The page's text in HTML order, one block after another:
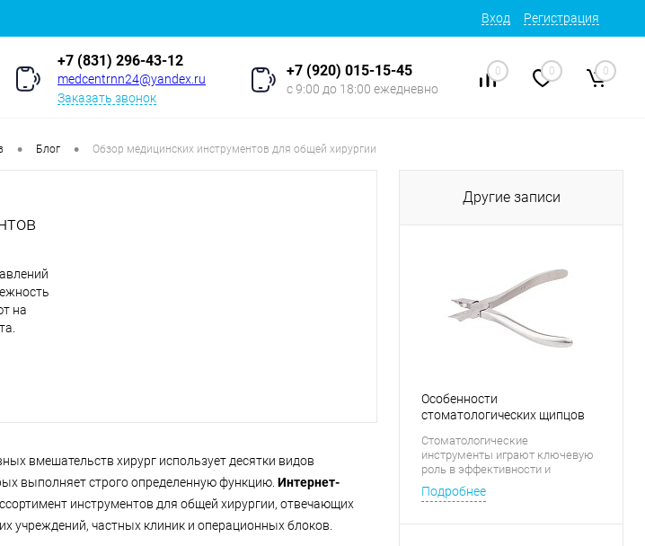
Вход Регистрация
+7 (831) 296-43-12
medcentrnn24@yandex.ru
Заказать звонок
+7 (920) 015-15-45
с 9:00 до 18:00 ежедневно
0 0 0
• Блог • Обзор медицинских инструментов для общей хирургии
на
вмешательств хирург использует десятки видов
выполняет строго определенную функцию. Интернет-
инструментов для общей хирургии, отвечающих
учреждений, частных клиник и операционных блоков.
Другие записи
Особенности
стоматологических щипцов
Стоматологические
инструменты играют ключевую
роль в эффективности и
безопасности лечения, и среди
них особое место занимают
Подробнее